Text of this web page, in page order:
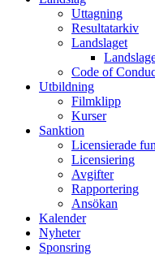
Uttagning
Resultatarkiv
Landslaget
Code of
Utbildning
Filmklipp
Kurser
Sanktion
Licensierade
Licensiering
Avgifter
Rapportering
Ansökan
Kalender
Nyheter
Sponsring